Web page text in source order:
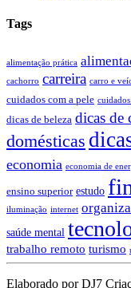
Tags
alimentação prática
cachorro carreira carro e
cuidados com a pele cuidados
dicas de beleza dicas de
domésticas
economia economia de
ensino superior estudo
iluminação internet
saúde mental
trabalho remoto turismo
Elaborado por DJ7